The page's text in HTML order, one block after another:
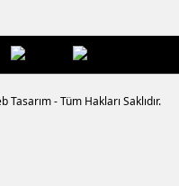
Tasarım - Tüm Hakları Saklıdır.